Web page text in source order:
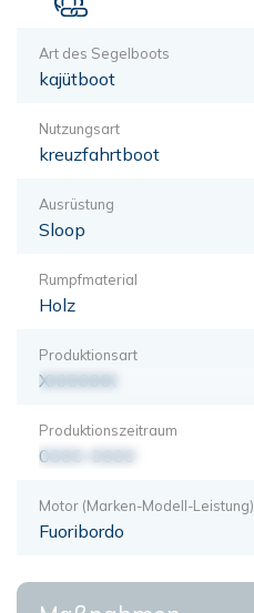
Art des Segelboots
kajütboot
Nutzungsart
kreuzfahrtboot
Ausrüstung
Sloop
Rumpfmaterial
Holz
Produktionsart
XXXXXXX
Produktionszeitraum
0000-0000
Motor (Marken-Modell-Leistung)
Fuoribordo